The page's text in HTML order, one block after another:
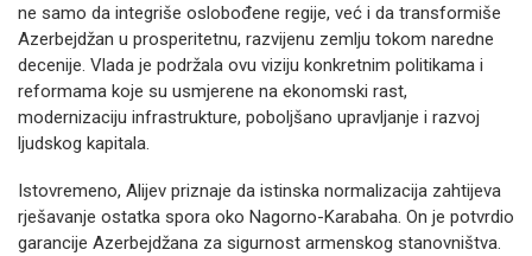
ne samo da integriše oslobođene regije, već i da transformiše
Azerbejdžan u prosperitetnu, razvijenu zemlju tokom naredne
decenije. Vlada je podržala ovu viziju konkretnim politikama i
reformama koje su usmjerene na ekonomski rast,
modernizaciju infrastrukture, poboljšano upravljanje i razvoj
ljudskog kapitala.
Istovremeno, Alijev priznaje da istinska normalizacija zahtijeva
rješavanje ostatka spora oko Nagorno-Karabaha. On je potvrdio
garancije Azerbejdžana za sigurnost armenskog stanovništva.